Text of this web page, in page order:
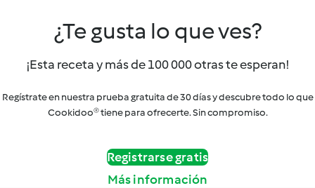
¿Te gusta lo que ves?
¡Esta receta y más de 100 000 otras te esperan!
Regístrate en nuestra prueba gratuita de 30 días y descubre todo lo que
Cookidoo® tiene para ofrecerte. Sin compromiso.
Registrarse gratis
Más información